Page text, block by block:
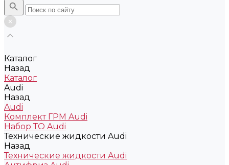
Каталог
Назад
Каталог
Audi
Назад
Audi
Комплект ГРМ Audi
Набор ТО Audi
Технические жидкости Audi
Назад
Технические жидкости Audi